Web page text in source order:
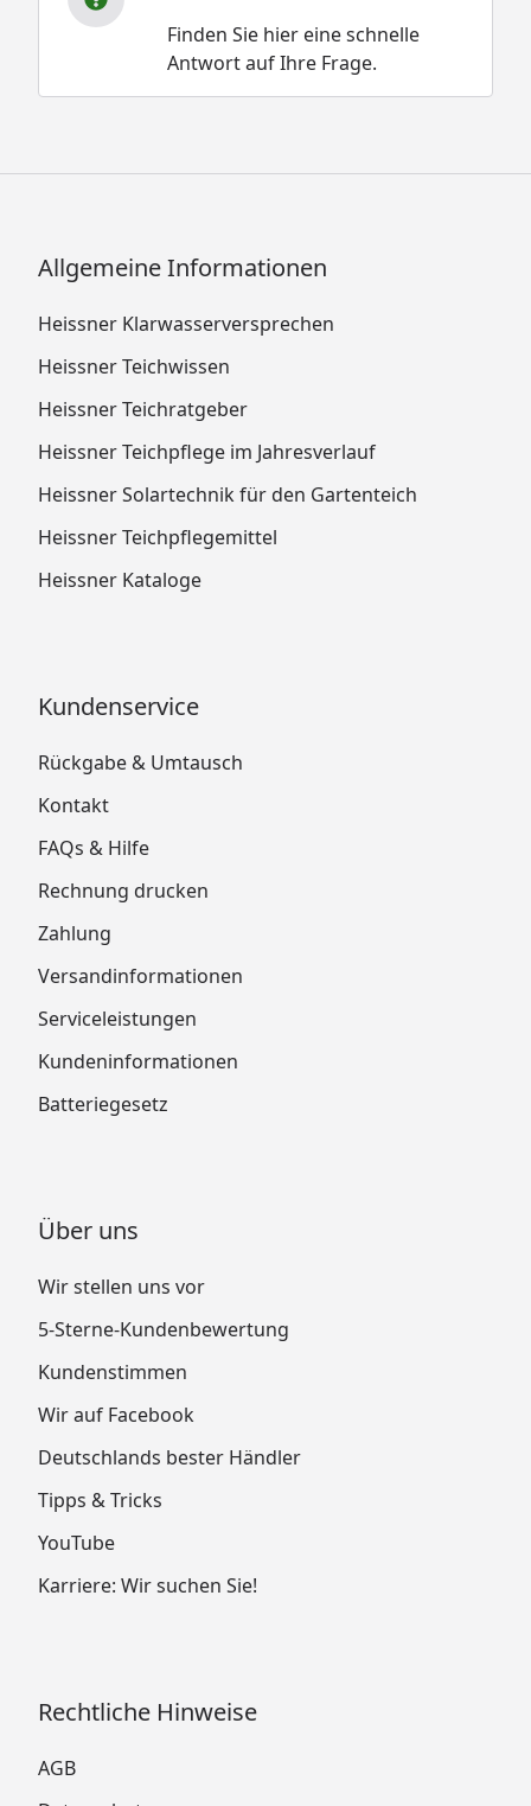
Finden Sie hier eine schnelle
Antwort auf Ihre Frage.
Allgemeine Informationen
Heissner Klarwasserversprechen
Heissner Teichwissen
Heissner Teichratgeber
Heissner Teichpflege im Jahresverlauf
Heissner Solartechnik für den Gartenteich
Heissner Teichpflegemittel
Heissner Kataloge
Kundenservice
Rückgabe & Umtausch
Kontakt
FAQs & Hilfe
Rechnung drucken
Zahlung
Versandinformationen
Serviceleistungen
Kundeninformationen
Batteriegesetz
Über uns
Wir stellen uns vor
5-Sterne-Kundenbewertung
Kundenstimmen
Wir auf Facebook
Deutschlands bester Händler
Tipps & Tricks
YouTube
Karriere: Wir suchen Sie!
Rechtliche Hinweise
AGB